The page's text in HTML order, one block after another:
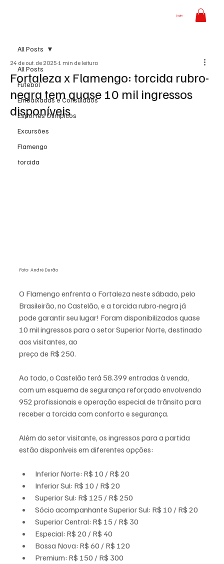
Login
All Posts
Futebol
Embaixadas e Consulados
Esportes Olímpicos
Excursões
Flamengo
torcida
All Posts
Fortaleza x Flamengo: torcida rubro-
negra tem quase 10 mil ingressos
disponíveis
24 de out. de 2025 1 min de leitura
Foto: André Durão
O Flamengo enfrenta o Fortaleza neste sábado, pelo
Brasileirão, no Castelão, e a torcida rubro-negra já
pode garantir seu lugar! Foram disponibilizados quase
10 mil ingressos para o setor Superior Norte, destinado
aos visitantes, ao
preço de R$ 250.
Ao todo, o Castelão terá 58.399 entradas à venda,
com um esquema de segurança reforçado envolvendo
952 profissionais e operação especial de trânsito para
receber a torcida com conforto e segurança.
Além do setor visitante, os ingressos para a partida
estão disponíveis em diferentes opções:
Inferior Norte: R$ 10 / R$ 20
Inferior Sul: R$ 10 / R$ 20
Superior Sul: R$ 125 / R$ 250
Sócio acompanhante Superior Sul: R$ 10 / R$ 20
Superior Central: R$ 15 / R$ 30
Especial: R$ 20 / R$ 40
Bossa Nova: R$ 60 / R$ 120
Premium: R$ 150 / R$ 300